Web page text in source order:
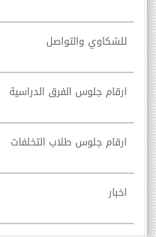
للشكاوي والتواصل
ارقام جلوس الفرق الدراسية
ارقام جلوس طلاب التخلفات
اخبار